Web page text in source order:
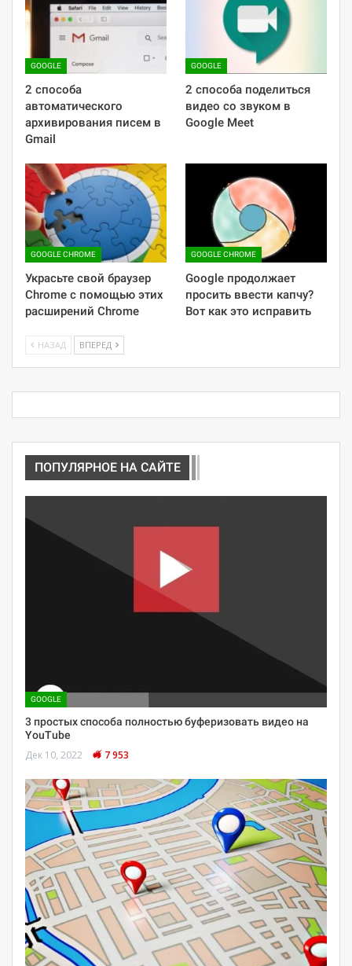
GOOGLE
2 способа
автоматического
архивирования писем в
Gmail
GOOGLE
2 способа поделиться
видео со звуком в
Google Meet
GOOGLE CHROME
Украсьте свой браузер
Chrome с помощью этих
расширений Chrome
GOOGLE CHROME
Google продолжает
просить ввести капчу?
Вот как это исправить
НАЗАД ВПЕРЕД
ПОПУЛЯРНОЕ НА САЙТЕ
GOOGLE
3 простых способа полностью буферизовать видео на
YouTube
Дек 10, 2022 7 953